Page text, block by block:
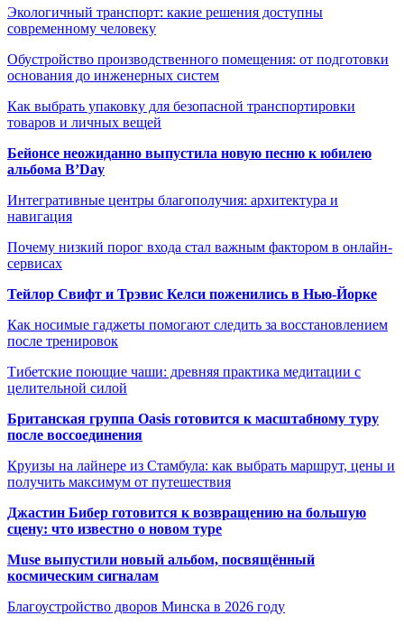
Экологичный транспорт: какие решения доступны
современному человеку
Обустройство производственного помещения: от подготовки
основания до инженерных систем
Как выбрать упаковку для безопасной транспортировки
товаров и личных вещей
Бейонсе неожиданно выпустила новую песню к юбилею
альбома B’Day
Интегративные центры благополучия: архитектура и
навигация
Почему низкий порог входа стал важным фактором в онлайн-
сервисах
Тейлор Свифт и Трэвис Келси поженились в Нью-Йорке
Как носимые гаджеты помогают следить за восстановлением
после тренировок
Тибетские поющие чаши: древняя практика медитации с
целительной силой
Британская группа Oasis готовится к масштабному туру
после воссоединения
Круизы на лайнере из Стамбула: как выбрать маршрут, цены и
получить максимум от путешествия
Джастин Бибер готовится к возвращению на большую
сцену: что известно о новом туре
Muse выпустили новый альбом, посвящённый
космическим сигналам
Благоустройство дворов Минска в 2026 году